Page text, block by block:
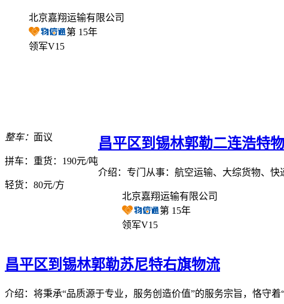
北京嘉翔运输有限公司
第 15年
领军V15
整车： 面议
拼车： 重货：190元/吨
轻货： 80元/方
昌平区到锡林郭勒二连浩特
介绍：专门从事：航空运输、大综货物、快
北京嘉翔运输有限公司
第 15年
领军V15
昌平区到锡林郭勒苏尼特右旗物流
介绍：将秉承“品质源于专业，服务创造价值”的服务宗旨，恪守